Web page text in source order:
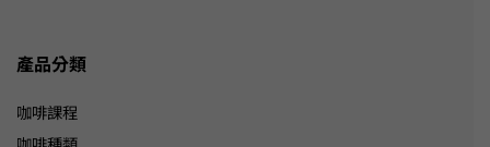
產品分類
咖啡課程